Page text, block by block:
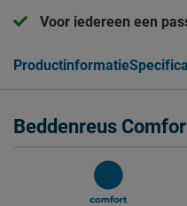
Voor iedereen een
Productinformatie
Beddenreus